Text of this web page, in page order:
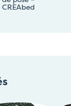
CREAbed